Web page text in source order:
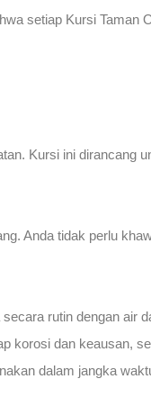
setiap Kursi Taman
Kursi ini dirancang
Anda tidak perlu
rutin dengan air
korosi dan keausan,
dalam jangka